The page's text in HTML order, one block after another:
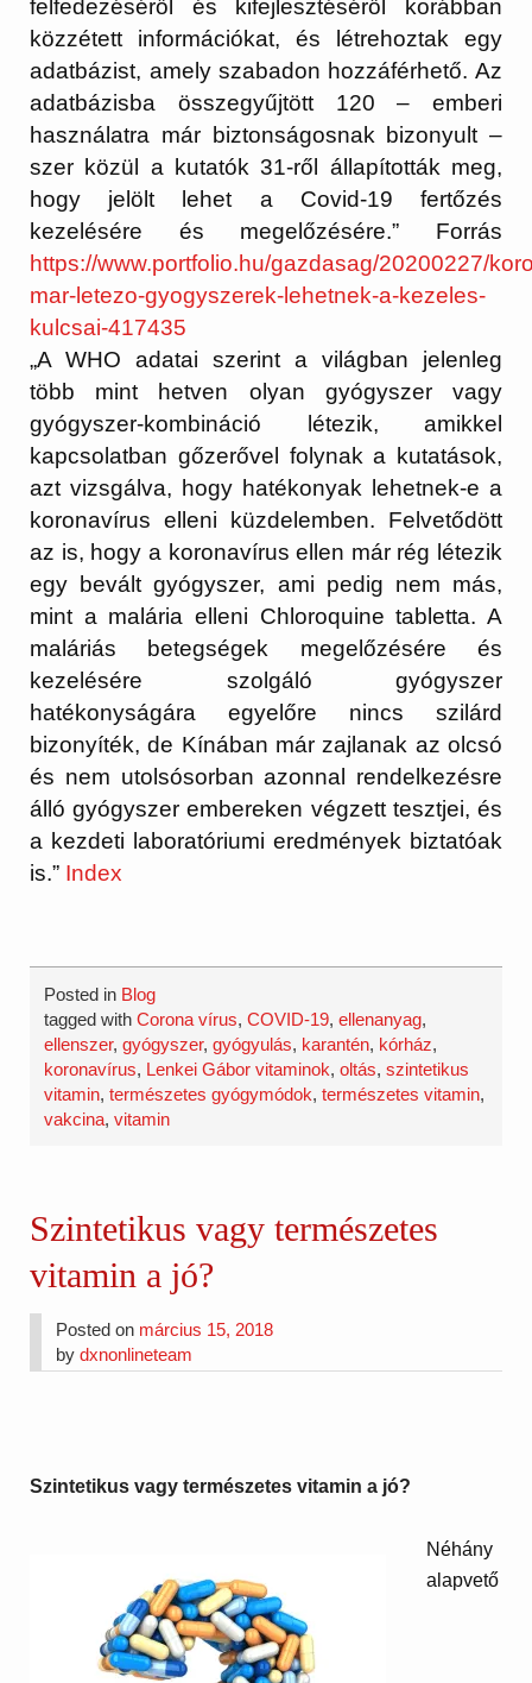
felfedezéséről és kifejlesztéséről korábban
közzétett információkat, és létrehoztak egy
adatbázist, amely szabadon hozzáférhető. Az
adatbázisba összegyűjtött 120 – emberi
használatra már biztonságosnak bizonyult –
szer közül a kutatók 31-ről állapították meg,
hogy jelölt lehet a Covid-19 fertőzés
kezelésére és megelőzésére.” Forrás
https://www.portfolio.hu/gazdasag/20200227/
mar-letezo-gyogyszerek-lehetnek-a-kezeles-
kulcsai-417435
„A WHO adatai szerint a világban jelenleg
több mint hetven olyan gyógyszer vagy
gyógyszer-kombináció létezik, amikkel
kapcsolatban gőzerővel folynak a kutatások,
azt vizsgálva, hogy hatékonyak lehetnek-e a
koronavírus elleni küzdelemben. Felvetődött
az is, hogy a koronavírus ellen már rég létezik
egy bevált gyógyszer, ami pedig nem más,
mint a malária elleni Chloroquine tabletta. A
maláriás betegségek megelőzésére és
kezelésére szolgáló gyógyszer
hatékonyságára egyelőre nincs szilárd
bizonyíték, de Kínában már zajlanak az olcsó
és nem utolsósorban azonnal rendelkezésre
álló gyógyszer embereken végzett tesztjei, és
a kezdeti laboratóriumi eredmények biztatóak
is.” Index
Posted in Blog
tagged withCorona vírus,COVID-19,ellenanyag,
ellenszer,gyógyszer,gyógyulás, karantén, kórház,
koronavírus, Lenkei Gábor vitaminok,oltás,szintetikus
vitamin,természetes gyógymódok,természetes vitamin,
vakcina,vitamin
Szintetikus vagy természetes
vitamin a jó?
Posted on március 15, 2018
bydxnonlineteam
Szintetikus vagy természetes vitamin a jó?
Néhány
alapvető